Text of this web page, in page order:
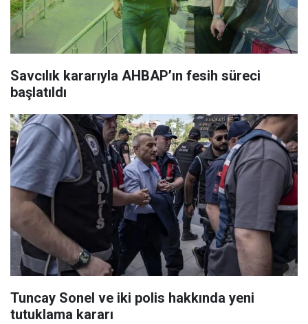
Savcılık kararıyla AHBAP’ın fesih süreci
başlatıldı
Tuncay Sonel ve iki polis hakkında yeni
tutuklama kararı